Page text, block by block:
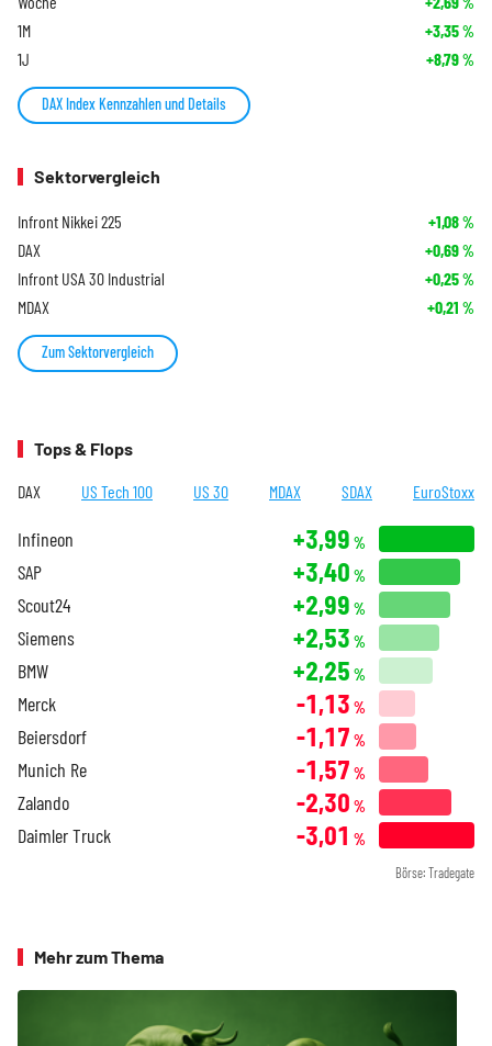
1M +3,35%
1J +8,79%
DAX Index Kennzahlen und Details
Sektorvergleich
Infront Nikkei 225 +1,08%
DAX +0,69%
Infront USA 30 Industrial +0,25%
MDAX +0,21 %
Zum Sektorvergleich
Tops & Flops
DAX US Tech 100 US 30 MDAX SDAX EuroStoxx
Infineon +3,99 %
SAP +3,40 %
Scout24 +2,99 %
Siemens +2,53 %
BMW +2,25 %
Merck -1,13 %
Beiersdorf -1,17 %
Munich Re -1,57 %
Zalando -2,30 %
Daimler Truck -3,01 %
Börse: Tradegate
Mehr zum Thema